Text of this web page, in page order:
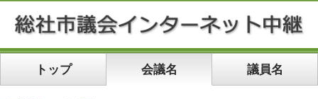
トップ 会議名 議員名